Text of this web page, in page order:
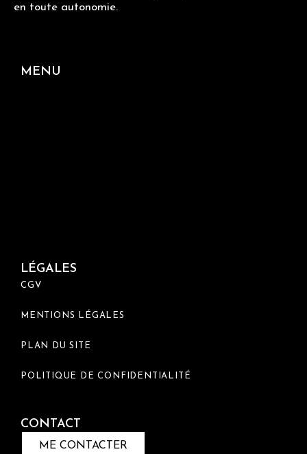
en toute autonomie.
MENU
LÉGALES
CGV
MENTIONS LÉGALES
PLAN DU SITE
POLITIQUE DE CONFIDENTIALITÉ
CONTACT
ME CONTACTER